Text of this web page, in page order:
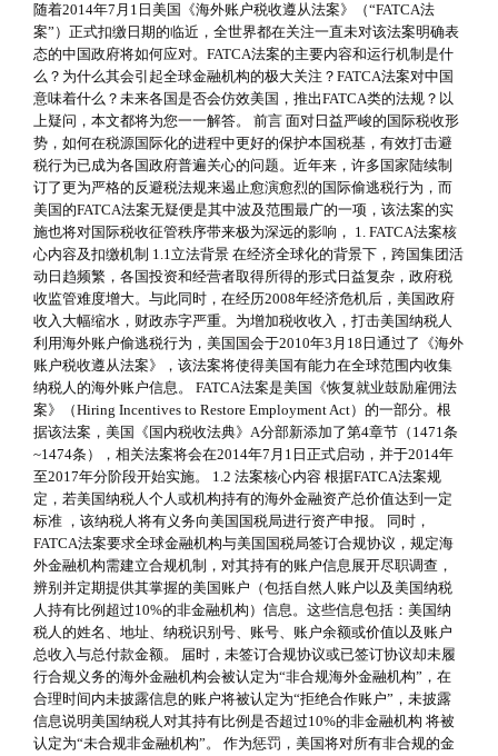
随着2014年7月1日美国《海外账户税收遵从法案》（“FATCA法
案”）正式扣缴日期的临近，全世界都在关注一直未对该法案明确表
态的中国政府将如何应对。FATCA法案的主要内容和运行机制是什
么？为什么其会引起全球金融机构的极大关注？FATCA法案对中国
意味着什么？未来各国是否会仿效美国，推出FATCA类的法规？以
上疑问，本文都将为您一一解答。 前言 面对日益严峻的国际税收形
势，如何在税源国际化的进程中更好的保护本国税基，有效打击避
税行为已成为各国政府普遍关心的问题。近年来，许多国家陆续制
订了更为严格的反避税法规来遏止愈演愈烈的国际偷逃税行为，而
美国的FATCA法案无疑便是其中波及范围最广的一项，该法案的实
施也将对国际税收征管秩序带来极为深远的影响， 1. FATCA法案核
心内容及扣缴机制 1.1立法背景 在经济全球化的背景下，跨国集团活
动日趋频繁，各国投资和经营者取得所得的形式日益复杂，政府税
收监管难度增大。与此同时，在经历2008年经济危机后，美国政府
收入大幅缩水，财政赤字严重。为增加税收收入，打击美国纳税人
利用海外账户偷逃税行为，美国国会于2010年3月18日通过了《海外
账户税收遵从法案》，该法案将使得美国有能力在全球范围内收集
纳税人的海外账户信息。 FATCA法案是美国《恢复就业鼓励雇佣法
案》（Hiring Incentives to Restore Employment Act）的一部分。根
据该法案，美国《国内税收法典》A分部新添加了第4章节（1471条
~1474条），相关法案将会在2014年7月1日正式启动，并于2014年
至2017年分阶段开始实施。 1.2 法案核心内容 根据FATCA法案规
定，若美国纳税人个人或机构持有的海外金融资产总价值达到一定
标准 ，该纳税人将有义务向美国国税局进行资产申报。 同时，
FATCA法案要求全球金融机构与美国国税局签订合规协议，规定海
外金融机构需建立合规机制，对其持有的账户信息展开尽职调查，
辨别并定期提供其掌握的美国账户（包括自然人账户以及美国纳税
人持有比例超过10%的非金融机构）信息。这些信息包括：美国纳
税人的姓名、地址、纳税识别号、账号、账户余额或价值以及账户
总收入与总付款金额。 届时，未签订合规协议或已签订协议却未履
行合规义务的海外金融机构会被认定为“非合规海外金融机构”，在
合理时间内未披露信息的账户将被认定为“拒绝合作账户”，未披露
信息说明美国纳税人对其持有比例是否超过10%的非金融机构 将被
认定为“未合规非金融机构”。 作为惩罚，美国将对所有非合规的金